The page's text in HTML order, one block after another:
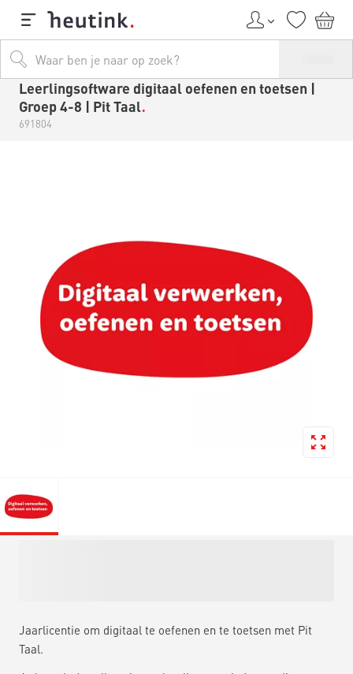
Leerlingsoftware digitaal oefenen en toetsen |
Groep 4-8 | Pit Taal
691804
Jaarlicentie om digitaal te oefenen en te toetsen met Pit
Taal.